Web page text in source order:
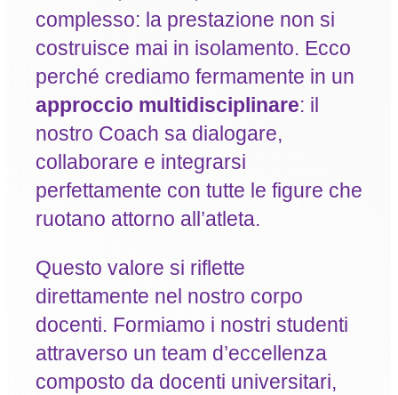
complesso: la prestazione non si
costruisce mai in isolamento. Ecco
perché crediamo fermamente in un
approccio multidisciplinare: il
nostro Coach sa dialogare,
collaborare e integrarsi
perfettamente con tutte le figure che
ruotano attorno all’atleta.
Questo valore si riflette
direttamente nel nostro corpo
docenti. Formiamo i nostri studenti
attraverso un team d’eccellenza
composto da docenti universitari,